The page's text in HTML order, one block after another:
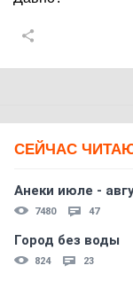
СЕЙЧАС
Анеки июле -
7480 47
Город без воды
824 23